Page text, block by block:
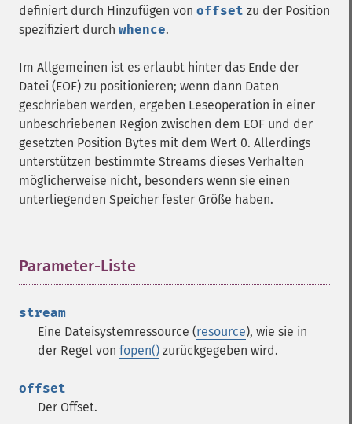
definiert durch Hinzufügen von offset zu der Position
spezifiziert durch whence.
Im Allgemeinen ist es erlaubt hinter das Ende der
Datei (EOF) zu positionieren; wenn dann Daten
geschrieben werden, ergeben Leseoperation in einer
unbeschriebenen Region zwischen dem EOF und der
gesetzten Position Bytes mit dem Wert 0. Allerdings
unterstützen bestimmte Streams dieses Verhalten
möglicherweise nicht, besonders wenn sie einen
unterliegenden Speicher fester Größe haben.
Parameter-Liste
stream
Eine Dateisystemressource (resource), wie sie in
der Regel von fopen() zurückgegeben wird.
offset
Der Offset.